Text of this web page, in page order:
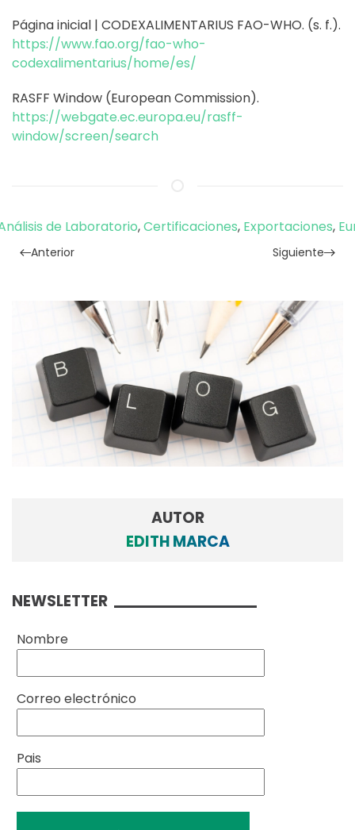
Página inicial | CODEXALIMENTARIUS FAO-WHO. (s. f.).
https://www.fao.org/fao-who-
codexalimentarius/home/es/
RASFF Window (European Commission).
https://webgate.ec.europa.eu/rasff-
window/screen/search
de Laboratorio,Certificaciones, Exportaciones,
Anterior Siguiente
AUTOR
EDITH MARCA
NEWSLETTER
Nombre
Correo electrónico
Pais